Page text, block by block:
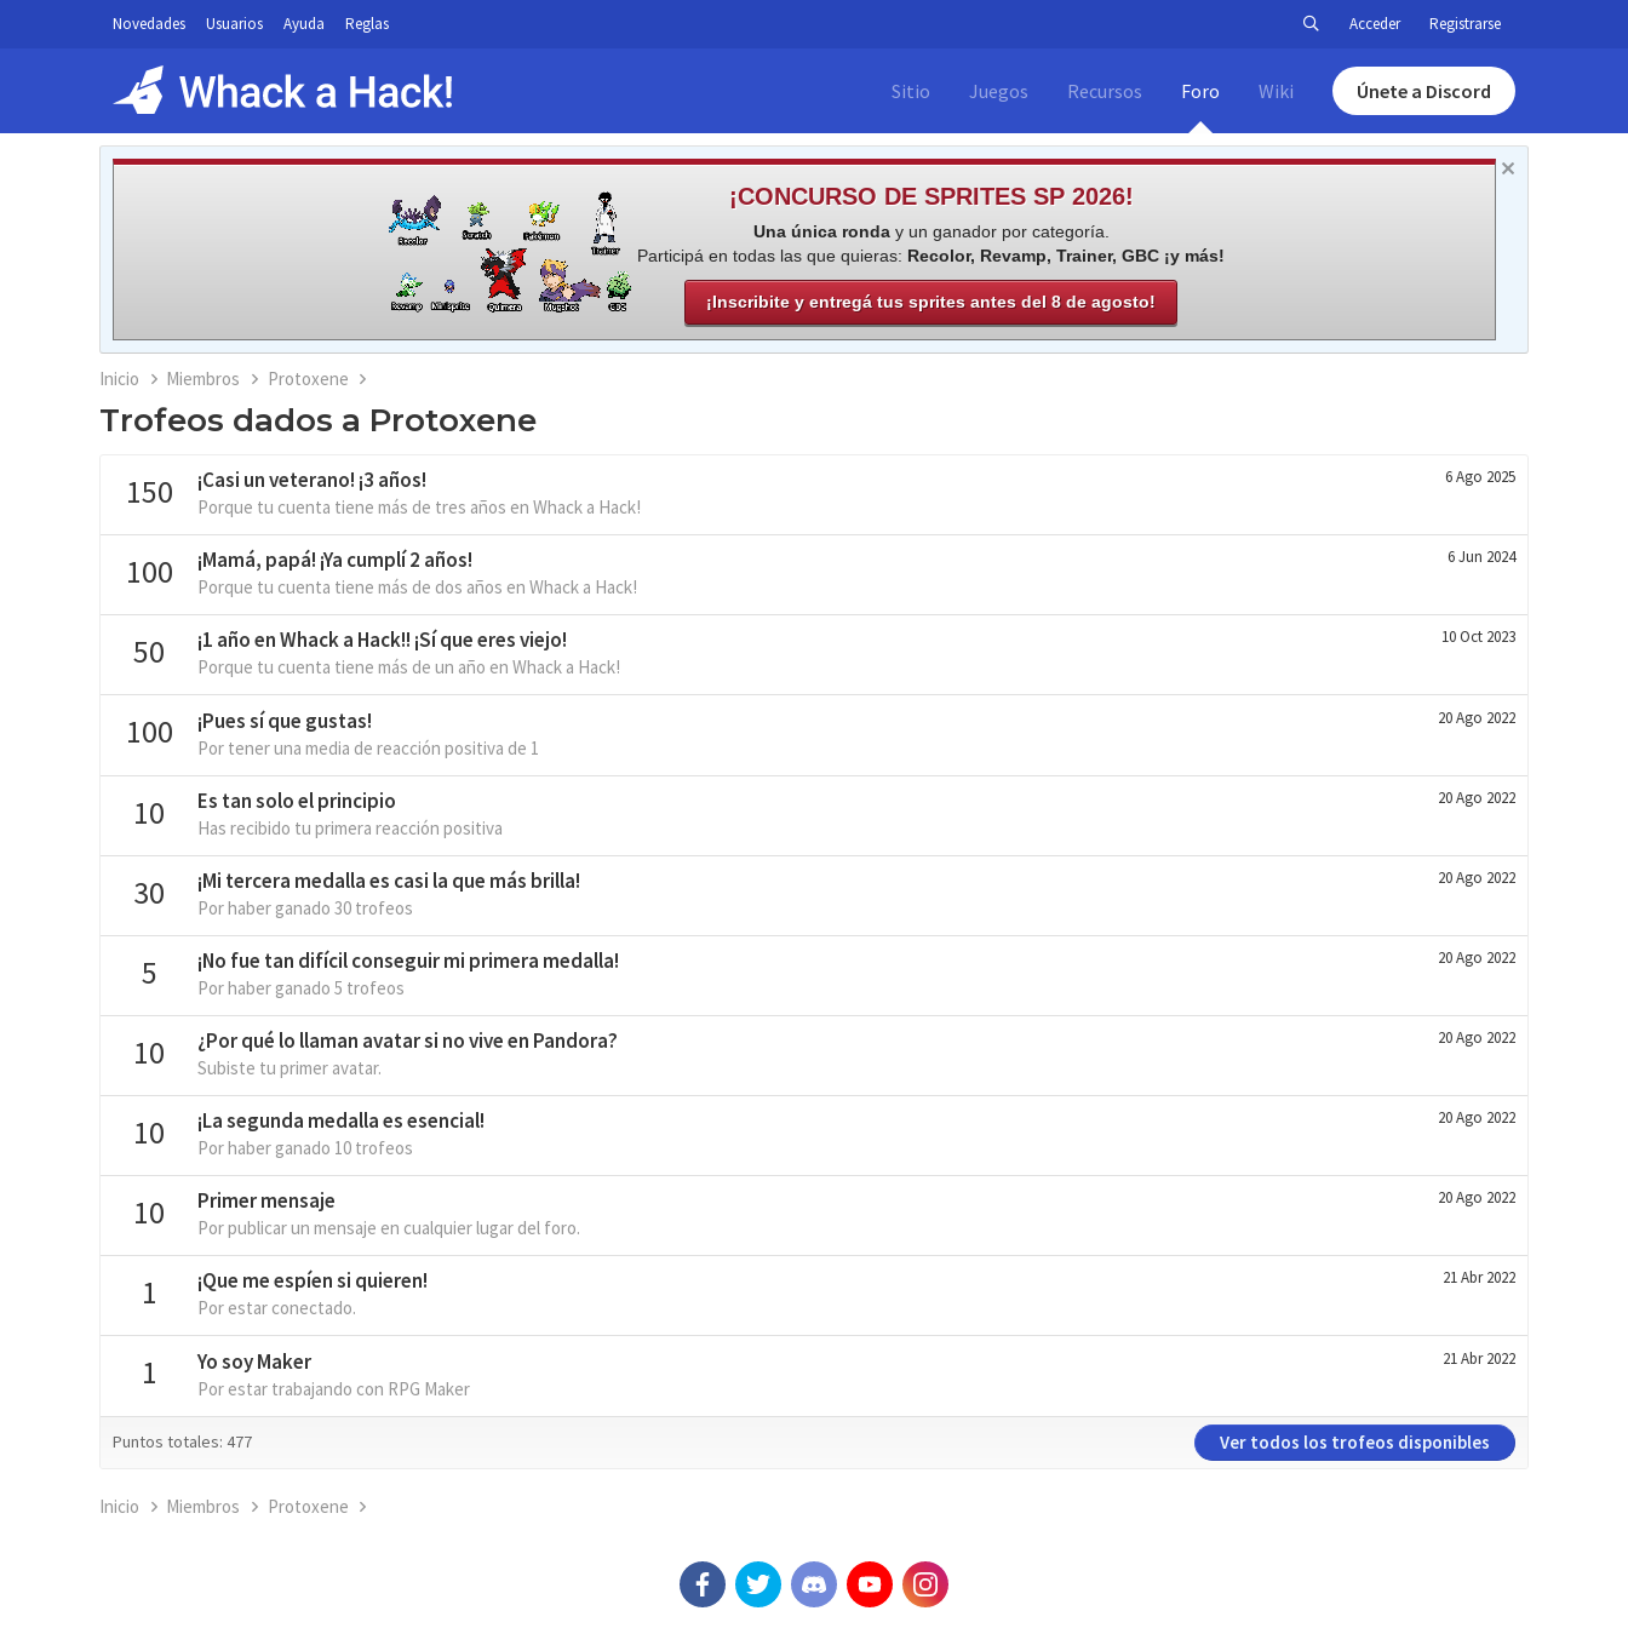
Novedades Usuarios Ayuda Reglas Acceder Registrarse
Sitio Juegos Recursos Foro Wiki Únete a Discord
¡CONCURSO DE SPRITES SP 2026!
Una única ronday un ganador por categoría.
Participá en todas las que quieras: Recolor, Revamp, Trainer, GBC ¡y más!
¡Inscribite y entregá tus sprites antes del 8 de agosto!
Inicio Miembros Protoxene
Trofeos dados a Protoxene
150 6 Ago 2025
¡Casi un veterano! ¡3 años!
Porque tu cuenta tiene más de tres años en Whack a Hack!
100 6 Jun 2024
¡Mamá, papá! ¡Ya cumplí 2 años!
Porque tu cuenta tiene más de dos años en Whack a Hack!
50 10 Oct 2023
¡1 año en Whack a Hack!! ¡Sí que eres viejo!
Porque tu cuenta tiene más de un año en Whack a Hack!
100 20 Ago 2022
¡Pues sí que gustas!
Por tener una media de reacción positiva de 1
10 20 Ago 2022
Es tan solo el principio
Has recibido tu primera reacción positiva
30 20 Ago 2022
¡Mi tercera medalla es casi la que más brilla!
Por haber ganado 30 trofeos
5 20 Ago 2022
¡No fue tan difícil conseguir mi primera medalla!
Por haber ganado 5 trofeos
10 20 Ago 2022
¿Por qué lo llaman avatar si no vive en Pandora?
Subiste tu primer avatar.
10 20 Ago 2022
¡La segunda medalla es esencial!
Por haber ganado 10 trofeos
10 20 Ago 2022
Primer mensaje
Por publicar un mensaje en cualquier lugar del foro.
1 21 Abr 2022
¡Que me espíen si quieren!
Por estar conectado.
1 21 Abr 2022
Yo soy Maker
Por estar trabajando con RPG Maker
Puntos totales: 477 Ver todos los trofeos disponibles
Inicio Miembros Protoxene